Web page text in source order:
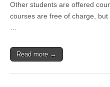
Other students are offered
courses are free of charge,
…
Read more →